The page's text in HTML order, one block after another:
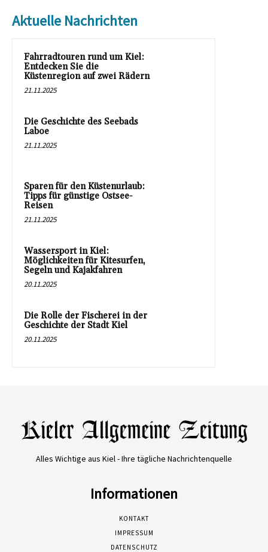
Aktuelle Nachrichten
Fahrradtouren rund um Kiel:
Entdecken Sie die
Küstenregion auf zwei Rädern
21.11.2025
Die Geschichte des Seebads
Laboe
21.11.2025
Sparen für den Küstenurlaub:
Tipps für günstige Ostsee-
Reisen
21.11.2025
Wassersport in Kiel:
Möglichkeiten für Kitesurfen,
Segeln und Kajakfahren
20.11.2025
Die Rolle der Fischerei in der
Geschichte der Stadt Kiel
20.11.2025
Alles Wichtige aus Kiel - Ihre tägliche Nachrichtenquelle
Informationen
KONTAKT
IMPRESSUM
DATENSCHUTZ